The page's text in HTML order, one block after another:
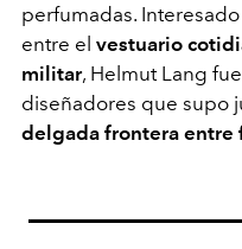
perfumadas.
entre el vestuario
militar, Helmut Lang
diseñadores que supo
delgada frontera entre